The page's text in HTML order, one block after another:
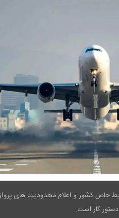
خاص کشور و اعلام محدودیت های
دستور کار است.